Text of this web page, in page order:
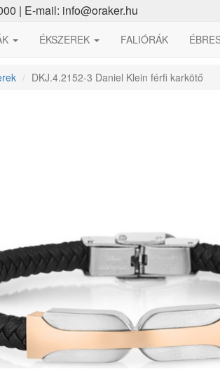
| E-mail: info@oraker.hu
ÉKSZEREK FALIÓRÁK
DKJ.4.2152-3 Daniel Klein férfi karkötő